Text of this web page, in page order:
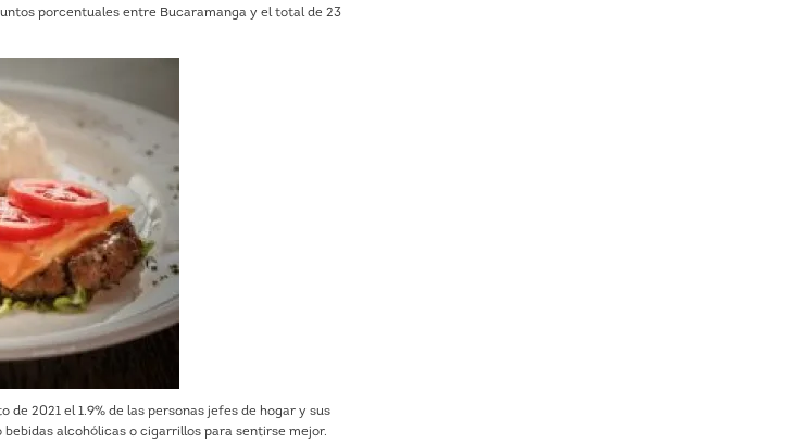
porcentuales entre Bucaramanga y el total de 23
2021 el 1.9% de las personas jefes de hogar y sus
alcohólicas o cigarrillos para sentirse mejor.